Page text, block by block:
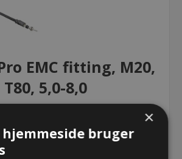
EMC fitting, M20,
T80, 5,0-8,0
×
hjemmeside bruger